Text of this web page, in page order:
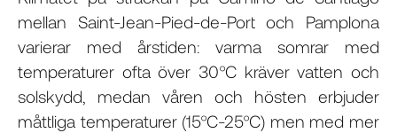
mellan Saint-Jean-Pied-de-Port och Pamplona
varierar med årstiden: varma somrar med
temperaturer ofta över 30°C kräver vatten och
solskydd, medan våren och hösten erbjuder
måttliga temperaturer (15°C-25°C) men med mer